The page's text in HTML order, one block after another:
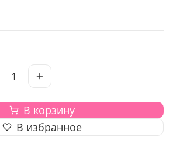
1
В корзину
В избранное